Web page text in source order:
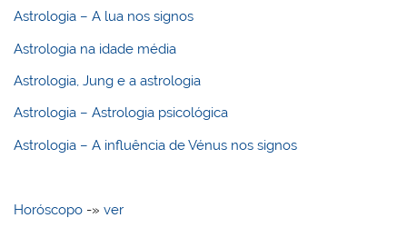
Astrologia – A lua nos signos
Astrologia na idade média
Astrologia, Jung e a astrologia
Astrologia – Astrologia psicológica
Astrologia – A influência de Vénus nos signos
Horóscopo -»ver